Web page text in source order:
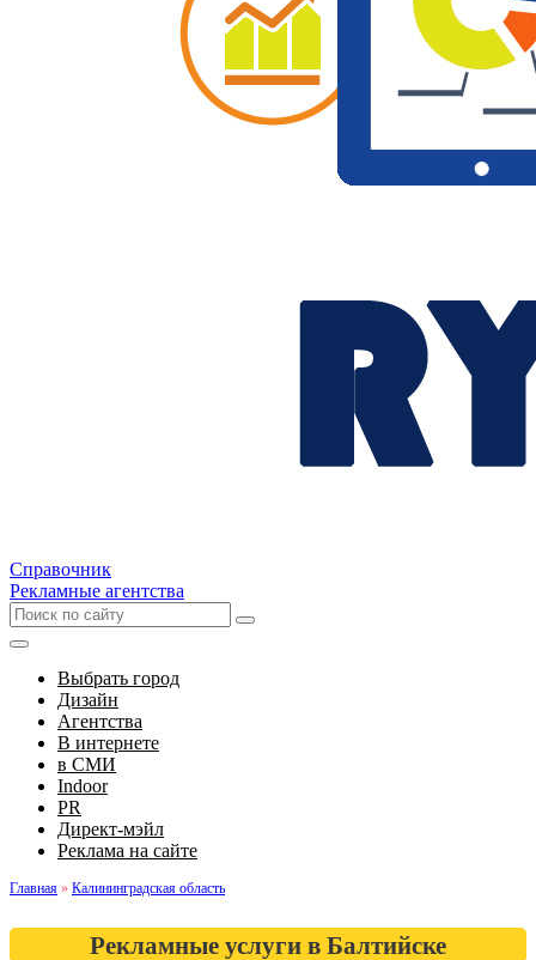
Справочник
Рекламные агентства
Выбрать город
Дизайн
Агентства
В интернете
в СМИ
Indoor
PR
Директ-мэйл
Реклама на сайте
Главная » Калининградская область
Рекламные услуги в Балтийске